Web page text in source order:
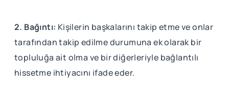
2. Bağıntı: Kişilerin başkalarını takip etme ve onlar
tarafından takip edilme durumuna ek olarak bir
topluluğa ait olma ve bir diğerleriyle bağlantılı
hissetme ihtiyacını ifade eder.